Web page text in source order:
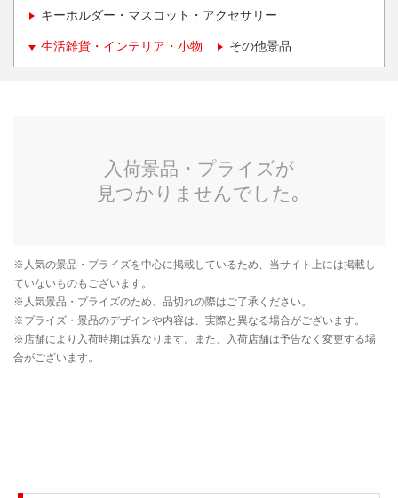
キーホルダー・マスコット・アクセサリー
生活雑貨・インテリア・小物 その他景品